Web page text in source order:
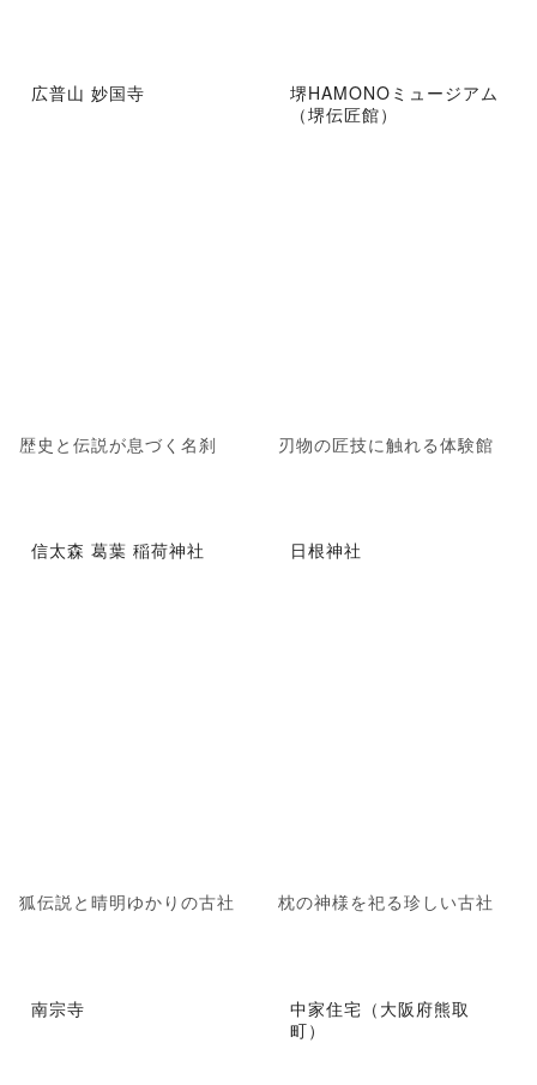
広普山 妙国寺
歴史と伝説が息づく名刹
堺HAMONOミュージアム
（堺伝匠館）
刃物の匠技に触れる体験館
信太森 葛葉 稲荷神社
狐伝説と晴明ゆかりの古社
日根神社
枕の神様を祀る珍しい古社
南宗寺
中家住宅（大阪府熊取
町）